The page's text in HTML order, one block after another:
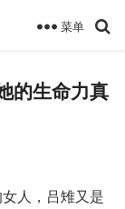
菜单
的生命力真
人，吕雉又是